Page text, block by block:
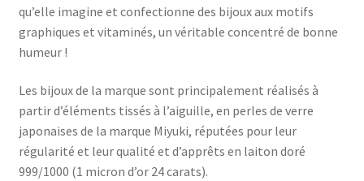
qu’elle imagine et confectionne des bijoux aux motifs
graphiques et vitaminés, un véritable concentré de bonne
humeur !
Les bijoux de la marque sont principalement réalisés à
partir d’éléments tissés à l’aiguille, en perles de verre
japonaises de la marque Miyuki, réputées pour leur
régularité et leur qualité et d’apprêts en laiton doré
999/1000 (1 micron d’or 24 carats).